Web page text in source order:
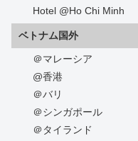
Hotel @Ho Chi Minh
ベトナム国外
＠マレーシア
@香港
＠バリ
＠シンガポール
＠タイランド